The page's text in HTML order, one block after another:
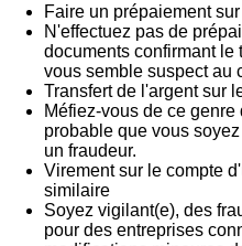
Faire un prépaiement
N'effectuez pas de
documents confirmant le
vous semble suspect au
Transfert de l'argent sur
Méfiez-vous de ce
probable que vous
un fraudeur.
Virement sur le compte
similaire
Soyez vigilant(e), des
pour des entreprises